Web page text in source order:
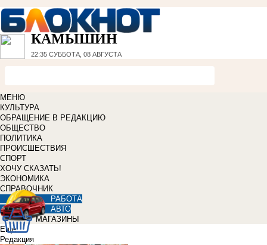
КАМЫШИН
22:35 СУББОТА, 08 АВГУСТА
МЕНЮ
КУЛЬТУРА
ОБРАЩЕНИЕ В РЕДАКЦИЮ
ОБЩЕСТВО
ПОЛИТИКА
ПРОИСШЕСТВИЯ
СПОРТ
ХОЧУ СКАЗАТЬ!
ЭКОНОМИКА
СПРАВОЧНИК
РАБОТА
АВТО
МАГАЗИНЫ
Еще
Редакция